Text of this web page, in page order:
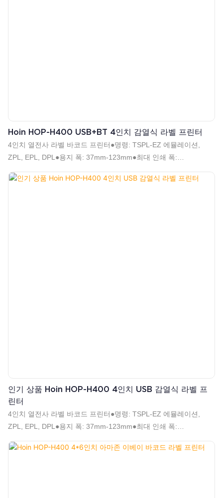
Hoin HOP-H400 USB+BT 4인치 감열식 라벨 프린터
4인치 열전사 라벨 바코드 프린터●명령: TSPL-EZ 에뮬레이션,
ZPL, EPL, DPL●용지 폭: 37mm-123mm●최대 인쇄 폭:
152mm/s(6인치/s)(최대)●롤 유형 및 접이식 유형 용지 지원●직경
인기 상품 Hoin HOP-H400 4인치 USB 감열식 라벨 프
린터
4인치 열전사 라벨 바코드 프린터●명령: TSPL-EZ 에뮬레이션,
ZPL, EPL, DPL●용지 폭: 37mm-123mm●최대 인쇄 폭:
152mm/s(6인치/s)(최대)●롤 유형 및 접이식 유형 용지 지원●직경